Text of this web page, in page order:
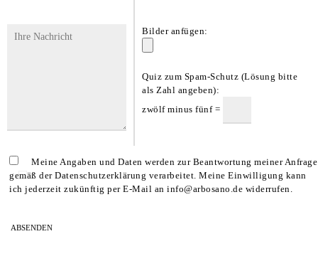
Bilder anfügen:
Quiz zum Spam-Schutz (Lösung bitte
als Zahl angeben):
zwölf minus fünf =
Meine Angaben und Daten werden zur Beantwortung meiner Anfrage
gemäß der Datenschutzerklärung verarbeitet. Meine Einwilligung kann
ich jederzeit zukünftig per E-Mail an info@arbosano.de widerrufen.